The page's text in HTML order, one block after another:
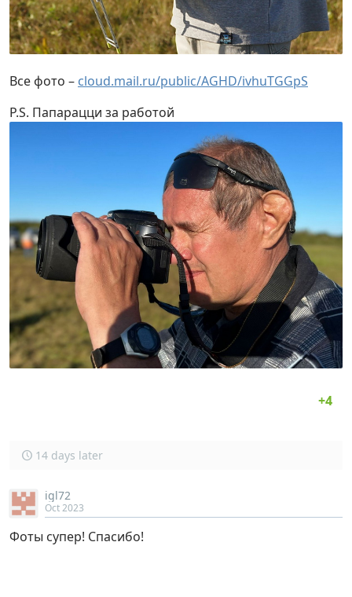
Все фото – cloud.mail.ru/public/AGHD/ivhuTGGpS
P.S. Папарацци за работой
14 days later
igl72
Oct 2023
Фоты супер! Спасибо!